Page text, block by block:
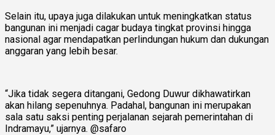
Selain itu, upaya juga dilakukan untuk meningkatkan status
bangunan ini menjadi cagar budaya tingkat provinsi hingga
nasional agar mendapatkan perlindungan hukum dan dukungan
anggaran yang lebih besar.
“Jika tidak segera ditangani, Gedong Duwur dikhawatirkan
akan hilang sepenuhnya. Padahal, bangunan ini merupakan
sala satu saksi penting perjalanan sejarah pemerintahan di
Indramayu,” ujarnya. @safaro